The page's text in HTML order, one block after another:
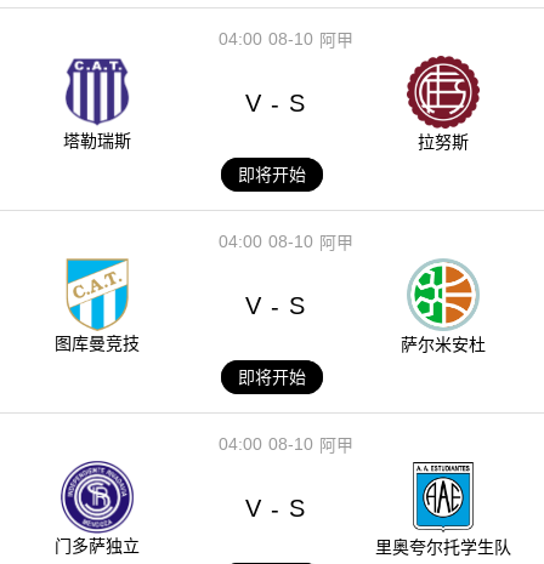
08-10
04:00 阿甲
塔勒瑞斯
V - S
拉努斯
即将开始
08-10
04:00 阿甲
图库曼竞技
V - S
萨尔米安杜
即将开始
08-10
04:00 阿甲
门多萨独立
V - S
里奥夸尔托学生队